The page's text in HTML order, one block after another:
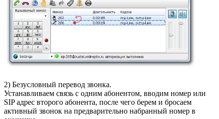
2) Безусловный перевод звонка.
Устанавливаем связь с одним абонентом, вводим номер или
SIP адрес второго абонента, после чего берем и бросаем
активный звонок на предварительно набранный номер в